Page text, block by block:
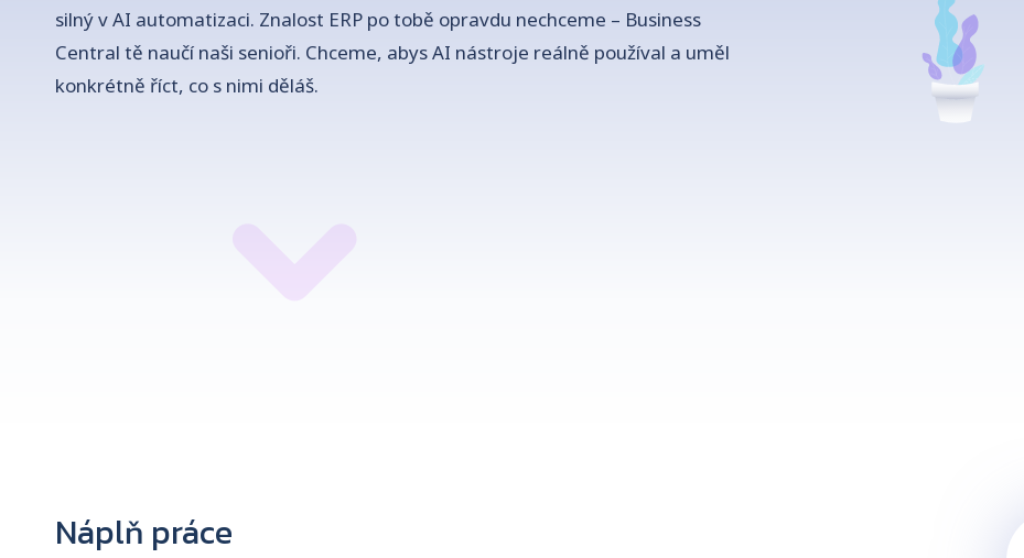
silný v AI automatizaci. Znalost ERP po tobě opravdu nechceme – Business
Central tě naučí naši senioři. Chceme, abys AI nástroje reálně používal a uměl
konkrétně říct, co s nimi děláš.
Náplň práce